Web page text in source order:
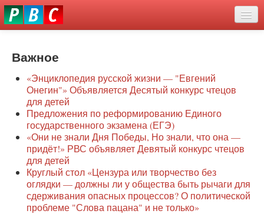
Перейти
к
О нас
Защита семей
Образование
Наше сопротивление
Регионы
Видео
Важное
«Энциклопедия русской жизни — "Евгений
Онегин"» Объявляется Десятый конкурс чтецов
для детей
Предложения по реформированию Единого
государственного экзамена (ЕГЭ)
«Они не знали Дня Победы, Но знали, что она —
придёт!» РВС объявляет Девятый конкурс чтецов
для детей
Круглый стол «Цензура или творчество без
оглядки — должны ли у общества быть рычаги для
сдерживания опасных процессов? О политической
проблеме "Слова пацана" и не только»